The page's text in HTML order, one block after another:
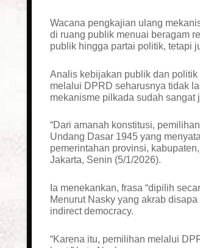
Wacana pengkajian ulang
di ruang publik menuai beragam
publik hingga partai politik, tetapi
Analis kebijakan publik dan
melalui DPRD seharusnya tidak
mekanisme pilkada sudah sangat
“Dari amanah konstitusi,
Undang Dasar 1945 yang
pemerintahan provinsi,
Jakarta, Senin (5/1/2026).
Ia menekankan, frasa “dipilih
Menurut Nasky yang akrab
indirect democracy.
“Karena itu, pemilihan melalui